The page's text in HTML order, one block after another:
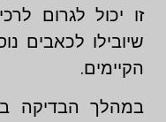
זו יכול לגרום
שיובילו לכאבים
הקיימים.
במהלך הבדיקה